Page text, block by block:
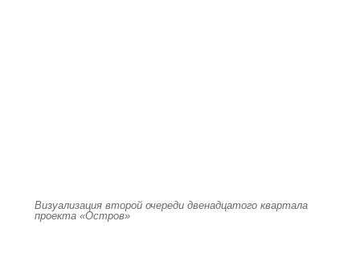
Визуализация второй очереди двенадцатого квартала
проекта «Остров»